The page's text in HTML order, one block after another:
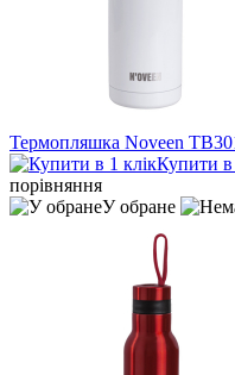
Термопляшка Noveen
Купити в
порівняння
У обране